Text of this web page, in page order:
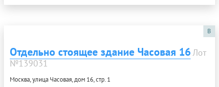
B
Отдельно стоящее здание Часовая 16Лот
№139031
Москва, улица Часовая, дом 16, стр. 1